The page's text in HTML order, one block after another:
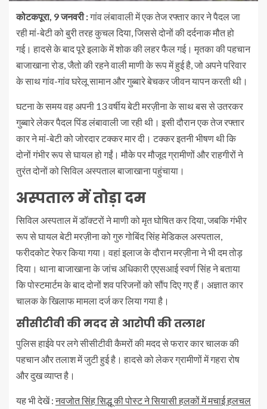
कोटकपूरा, 9 जनवरी :गांव लंबावाली में एक तेज रफ्तार कार ने पैदल जा
रही मां-बेटी को बुरी तरह कुचल दिया, जिससे दोनों की दर्दनाक मौत हो
गई। हादसे के बाद पूरे इलाके में शोक की लहर फैल गई। मृतका की पहचान
बाजाखाना रोड, जैतो की रहने वाली माणी के रूप में हुई है, जो अपने परिवार
के साथ गांव-गांव घरेलू सामान और गुब्बारे बेचकर जीवन यापन करती थी।
घटना के समय वह अपनी 13 वर्षीय बेटी मरज़ीना के साथ बस से उतरकर
गुब्बारे लेकर पैदल पिंड लंबावाली जा रही थी। इसी दौरान एक तेज रफ्तार
कार ने मां-बेटी को जोरदार टक्कर मार दी। टक्कर इतनी भीषण थी कि
दोनों गंभीर रूप से घायल हो गईं। मौके पर मौजूद ग्रामीणों और राहगीरों ने
तुरंत दोनों को सिविल अस्पताल बाजाखाना पहुंचाया।
अस्पताल में तोड़ा दम
सिविल अस्पताल में डॉक्टरों ने माणी को मृत घोषित कर दिया, जबकि गंभीर
रूप से घायल बेटी मरज़ीना को गुरु गोबिंद सिंह मेडिकल अस्पताल,
फरीदकोट रेफर किया गया। वहां इलाज के दौरान मरज़ीना ने भी दम तोड़
दिया। थाना बाजाखाना के जांच अधिकारी एएसआई स्वर्ण सिंह ने बताया
कि पोस्टमार्टम के बाद दोनों शव परिजनों को सौंप दिए गए हैं। अज्ञात कार
चालक के खिलाफ मामला दर्ज कर लिया गया है।
सीसीटीवी की मदद से आरोपी की तलाश
पुलिस हाईवे पर लगे सीसीटीवी कैमरों की मदद से फरार कार चालक की
पहचान और तलाश में जुटी हुई है। हादसे को लेकर ग्रामीणों में गहरा रोष
और दुख व्याप्त है।
यह भी देखें :नवजोत सिंह सिद्धू की पोस्ट ने सियासी हलकों में मचाई हलचल